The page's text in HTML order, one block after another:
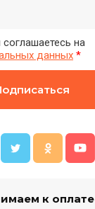
на
данных *
к оплате